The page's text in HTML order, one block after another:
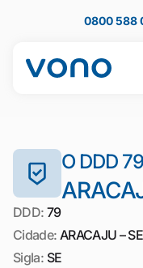
0800 588
O DDD
DDD: 79
Cidade: ARACAJU – SE
Sigla: SE